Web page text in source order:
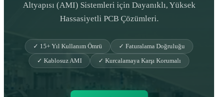
Altyapısı (AMI) Sistemleri için Dayanıklı, Yüksek
Hassasiyetli PCB Çözümleri.
✓ 15+ Yıl Kullanım Ömrü
✓ Faturalama Doğruluğu
✓ Kablosuz AMI
✓ Kurcalamaya Karşı Korumalı